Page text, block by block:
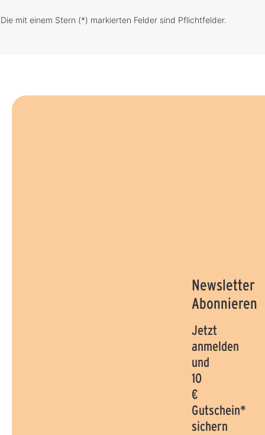
Die mit einem Stern (*) markierten Felder sind Pflichtfelder.
Newsletter
Abonnieren
Jetzt
anmelden
und
10
€
Gutschein*
sichern